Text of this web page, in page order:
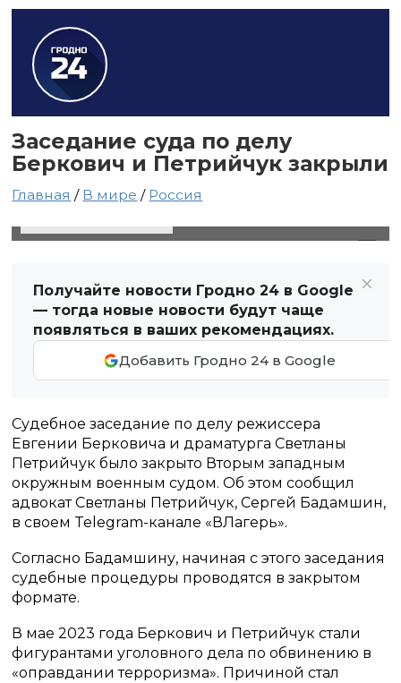
Заседание суда по делу
Беркович и Петрийчук закрыли
Главная / В мире / Россия
Получайте новости Гродно 24 в Google
— тогда новые новости будут чаще
появляться в ваших рекомендациях.
Добавить Гродно 24 в Google
Судебное заседание по делу режиссера
Евгении Берковича и драматурга Светланы
Петрийчук было закрыто Вторым западным
окружным военным судом. Об этом сообщил
адвокат Светланы Петрийчук, Сергей Бадамшин,
в своем Telegram-канале «ВЛагерь».
Согласно Бадамшину, начиная с этого заседания
судебные процедуры проводятся в закрытом
формате.
В мае 2023 года Беркович и Петрийчук стали
фигурантами уголовного дела по обвинению в
«оправдании терроризма». Причиной стал